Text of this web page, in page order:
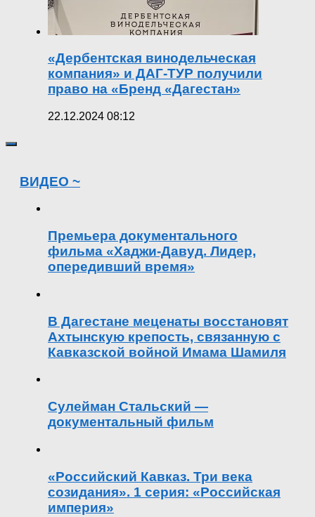
«Дербентская винодельческая
компания» и ДАГ-ТУР получили
право на «Бренд «Дагестан»
22.12.2024 08:12
ВИДЕО ~
Премьера документального
фильма «Хаджи-Давуд. Лидер,
опередивший время»
В Дагестане меценаты восстановят
Ахтынскую крепость, связанную с
Кавказской войной Имама Шамиля
Сулейман Стальский —
документальный фильм
«Российский Кавказ. Три века
созидания». 1 серия: «Российская
империя»